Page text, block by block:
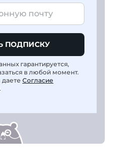
ПОДПИСКУ
гарантируется,
в любой момент.
Согласие
.